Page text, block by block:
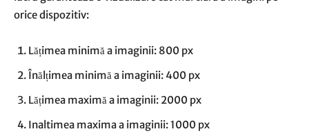
orice dispozitiv:
Lățimea minimă a imaginii: 800 px
Înălțimea minimă a imaginii: 400 px
Lățimea maximă a imaginii: 2000 px
Inaltimea maxima a imaginii: 1000 px